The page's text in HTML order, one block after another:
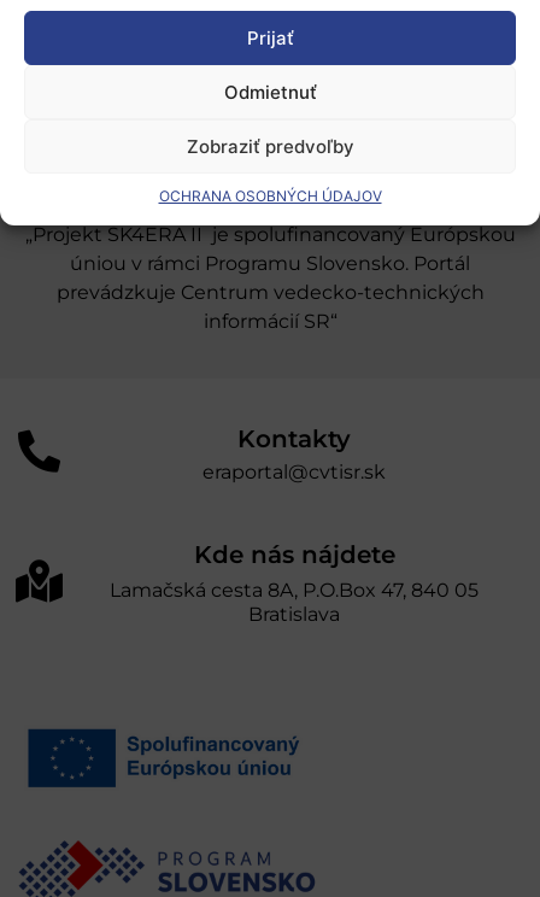
Prijať
Odmietnuť
Zobraziť predvoľby
OCHRANA OSOBNÝCH ÚDAJOV
Oblasti našej podpory
Podporné schémy a služby
Grantové programy pre výskum
Odber noviniek
„Projekt SK4ERA II je spolufinancovaný Európskou
úniou v rámci Programu Slovensko. Portál
prevádzkuje Centrum vedecko-technických
informácií SR“
Kontakty
eraportal@cvtisr.sk
Kde nás nájdete
Lamačská cesta 8A, P.O.Box 47, 840 05
Bratislava